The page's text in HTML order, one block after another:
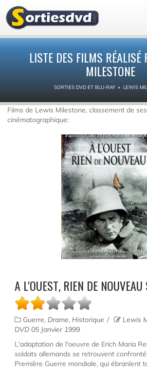
LISTE DES FILMS RÉALISÉ
MILESTONE
SORTIES DVD ET BLU-RAY LEWIS
Films de Lewis Milestone, classement de
cinématographique:
A L'OUEST, RIEN DE
Guerre, Drame, Historique Lewis
DVD 05 Janvier 1999
L'adaptation de l'oeuvre de Erich Maria
soldats allemands se retrouvent
Première Guerre mondiale, qui ébranlent